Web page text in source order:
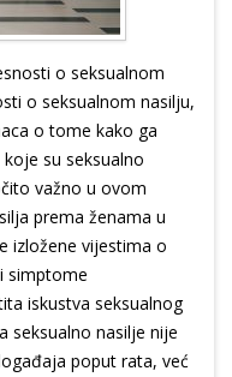
o seksualnom
o seksualnom nasilju,
o tome kako ga
su seksualno
važno u ovom
prema ženama u
izložene vijestima o
simptome
iskustva seksualnog
seksualno nasilje nije
poput rata, već